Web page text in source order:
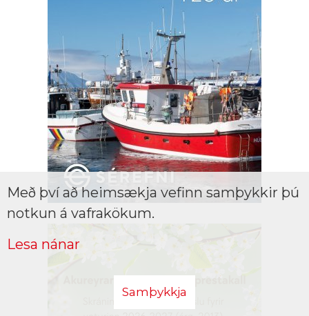
Með því að heimsækja vefinn samþykkir þú
notkun á vafrakökum.
Lesa nánar
Samþykkja